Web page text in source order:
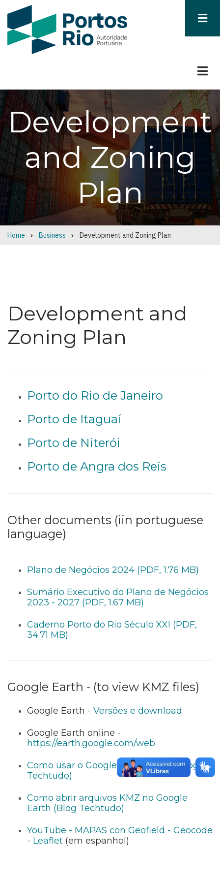
Development
and Zoning
Plan
Breadcrumb
Home Business Development and Zoning Plan
Development and
Zoning Plan
Porto do Rio de Janeiro
Porto de Itaguaí
Porto de Niterói
Porto de Angra dos Reis
Other documents (iin portuguese
language)
Plano de Negócios 2024 (PDF, 1.76 MB)
Sumário Executivo do Plano de Negócios
2023 - 2027 (PDF, 1.67 MB)
Caderno Porto do Rio Século XXI (PDF,
34.71 MB)
Google Earth - (to view KMZ files)
Google Earth - Versões e download
Google Earth online -
https://earth.google.com/web
Como usar o Google Earth online (Blog
Techtudo)
Como abrir arquivos KMZ no Google
Earth (Blog Techtudo)
YouTube - MAPAS con Geofield - Geocode
- Leaflet (em espanhol)